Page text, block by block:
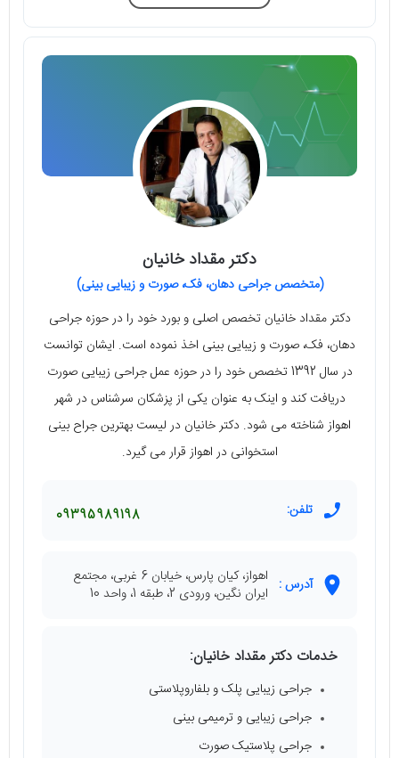
دکتر مقداد خانیان
(متخصص جراحی دهان، فک، صورت و زیبایی بینی)
دکتر مقداد خانیان تخصص اصلی و بورد خود را در حوزه‌ جراحی
دهان، فک، صورت و زیبایی بینی اخذ نموده است. ایشان توانست
در سال 1392 تخصص خود را در حوزه‌ عمل جراحی زیبایی صورت
دریافت کند و اینک به عنوان یکی از پزشکان سرشناس در شهر
اهواز شناخته می‌ شود. دکتر خانیان در لیست بهترین جراح بینی
استخوانی در اهواز قرار می‌ گیرد.
تلفن: 09395989198
آدرس :
اهواز، کیان پارس، خیابان 6 غربی، مجتمع
ایران نگین، ورودی 2، طبقه 1، واحد 10
خدمات دکتر مقداد خانیان:
جراحی زیبایی پلک و بلفاروپلاستی
جراحی زیبایی و ترمیمی بینی
جراحی پلاستیک صورت